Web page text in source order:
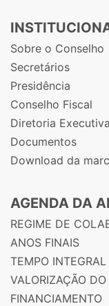
Sobre o Conselho
Secretários
Presidência
Conselho Fiscal
Diretoria Executiva
Documentos
Download da
AGENDA DA
REGIME DE
ANOS FINAIS
TEMPO INTEGRAL
VALORIZAÇÃO DO
FINANCIAMENTO